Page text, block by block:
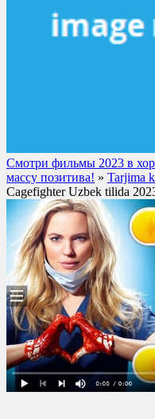
Смотри фильмы 2023 в
массу позитива! » Tarjima
Cagefighter Uzbek tilida